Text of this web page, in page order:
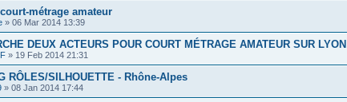
métrage amateur
» 06 Mar 2014 13:39
DEUX ACTEURS POUR COURT MÉTRAGE AMATEUR SUR LYON
» 19 Feb 2014 21:31
RÔLES/SILHOUETTE - Rhône-Alpes
» 08 Jan 2014 17:44